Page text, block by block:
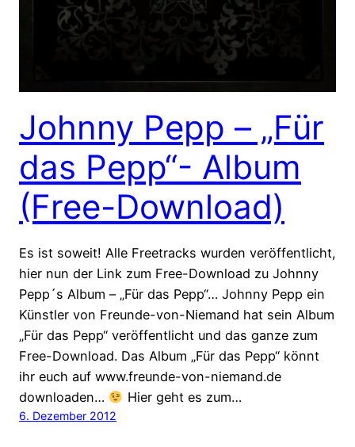
Johnny Pepp – „Für
das Pepp“- Album
(Free-Download)
Es ist soweit! Alle Freetracks wurden veröffentlicht,
hier nun der Link zum Free-Download zu Johnny
Pepp´s Album – „Für das Pepp“… Johnny Pepp ein
Künstler von Freunde-von-Niemand hat sein Album
„Für das Pepp“ veröffentlicht und das ganze zum
Free-Download. Das Album „Für das Pepp“ könnt
ihr euch auf www.freunde-von-niemand.de
downloaden…
Hier geht es zum…
6. Dezember 2012